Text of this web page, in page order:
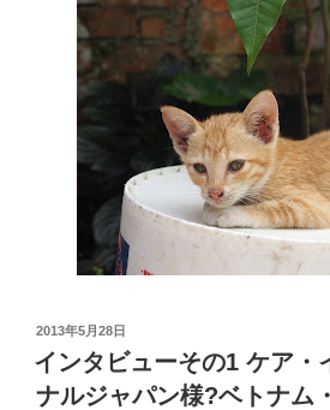
投
稿
日:
2013年5月28日
インタビューその1 ケア・
ナルジャパン様?ベトナム